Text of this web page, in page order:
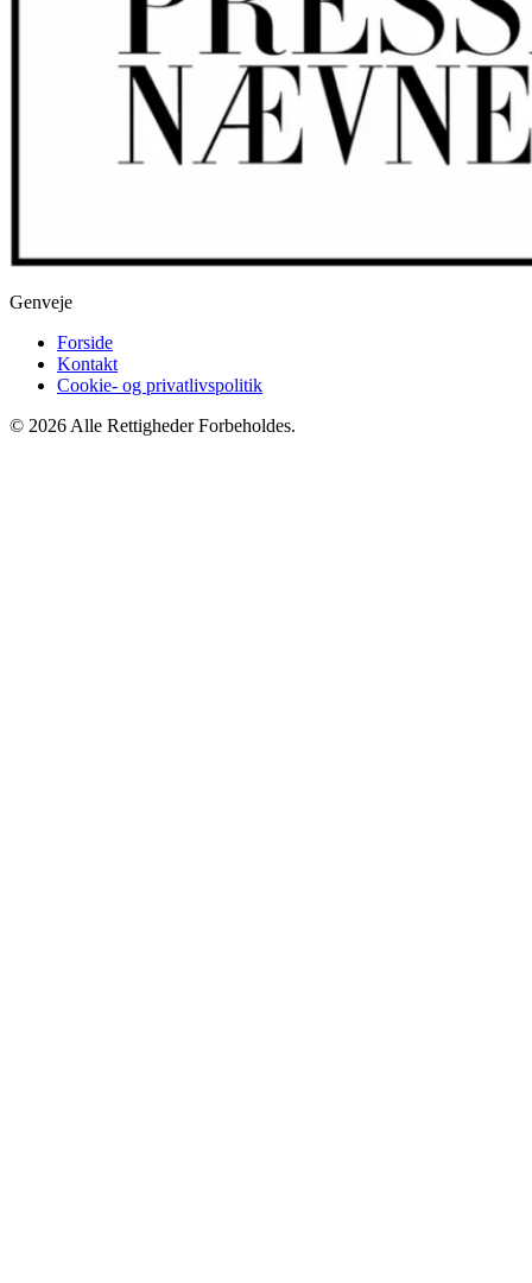
Genveje
Forside
Kontakt
Cookie- og privatlivspolitik
© 2026 Alle Rettigheder Forbeholdes.